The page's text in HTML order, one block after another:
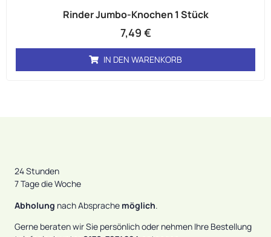
Rinder Jumbo-Knochen 1 Stück
7,49 €
IN DEN WARENKORB
24 Stunden
7 Tage die Woche
Abholung nach Absprache möglich.
Gerne beraten wir Sie persönlich oder nehmen Ihre Bestellung